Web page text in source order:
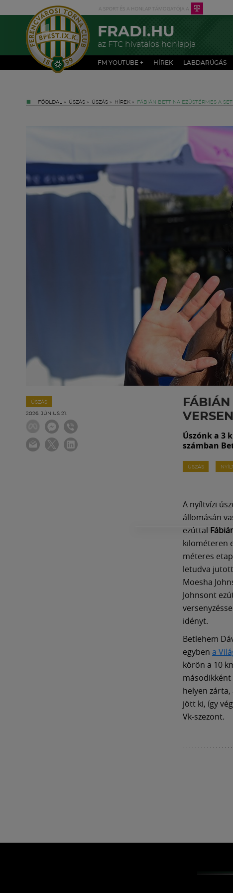
FRADI.HU
az FTC hivatalos honlapja
FM YOUTUBE + HÍREK LABDARÚGÁS
FŐOLDAL » ÚSZÁS » ÚSZÁS » HÍREK » FÁBIÁN BETTINA EZÜSTÉRMES A
ÚSZÁS
2026. JÚNIUS 21.
Úszónk a 3
számban
ÚSZÁS
A nyíltvízi
állomásán
ezúttal
kilométeren
méteres
letudva
Moesha
Johnsont
idényt.
Betlehem
egyben a
körön a 10
helyen
jött ki, így
Vk-szezont.